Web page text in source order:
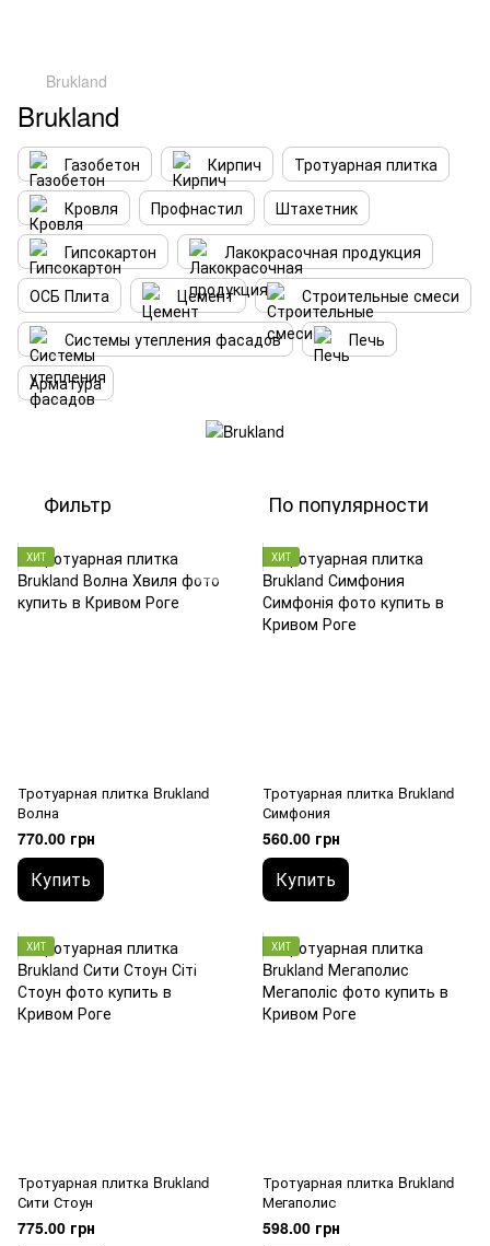
Brukland
Brukland
Газобетон Кирпич
Тротуарная плитка
Кровля
Профнастил
Штахетник
Гипсокартон
Лакокрасочная продукция
ОСБ Плита
Цемент
Строительные смеси
Системы утепления фасадов
Печь
Арматура
Фильтр По популярности
ХИТ
Тротуарная плитка Brukland
Волна
770.00 грн
Купить
ХИТ
Тротуарная плитка Brukland
Симфония
560.00 грн
Купить
ХИТ
Тротуарная плитка Brukland
Сити Стоун
775.00 грн
ХИТ
Тротуарная плитка Brukland
Мегаполис
598.00 грн